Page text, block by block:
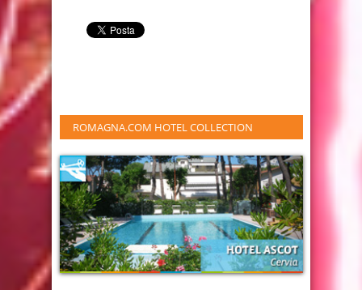
ROMAGNA.COM HOTEL COLLECTION